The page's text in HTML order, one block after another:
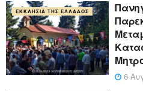
ΕΚΚΛΗΣΊΑ ΤΗΣ ΕΛΛΆΔΟΣ
6